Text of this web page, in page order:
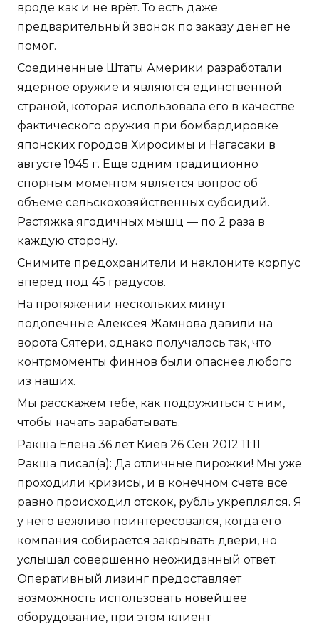
вроде как и не врёт. То есть даже
предварительный звонок по заказу денег не
помог.
Соединенные Штаты Америки разработали
ядерное оружие и являются единственной
страной, которая использовала его в качестве
фактического оружия при бомбардировке
японских городов Хиросимы и Нагасаки в
августе 1945 г. Еще одним традиционно
спорным моментом является вопрос об
объеме сельскохозяйственных субсидий.
Растяжка ягодичных мышц — по 2 раза в
каждую сторону.
Снимите предохранители и наклоните корпус
вперед под 45 градусов.
На протяжении нескольких минут
подопечные Алексея Жамнова давили на
ворота Сятери, однако получалось так, что
контрмоменты финнов были опаснее любого
из наших.
Мы расскажем тебе, как подружиться с ним,
чтобы начать зарабатывать.
Ракша Елена 36 лет Киев 26 Сен 2012 11:11
Ракша писал(а): Да отличные пирожки! Мы уже
проходили кризисы, и в конечном счете все
равно происходил отскок, рубль укреплялся. Я
у него вежливо поинтересовался, когда его
компания собирается закрывать двери, но
услышал совершенно неожиданный ответ.
Оперативный лизинг предоставляет
возможность использовать новейшее
оборудование, при этом клиент